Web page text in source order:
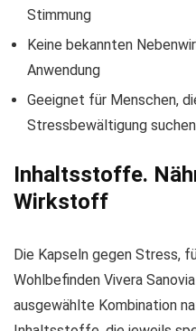
Stimmung
Keine bekannten
Anwendung
Geeignet für Menschen,
Stressbewältigung suchen
Inhaltsstoffe.
Wirkstoff
Die Kapseln gegen Stress,
Wohlbefinden Vivera
ausgewählte Kombination